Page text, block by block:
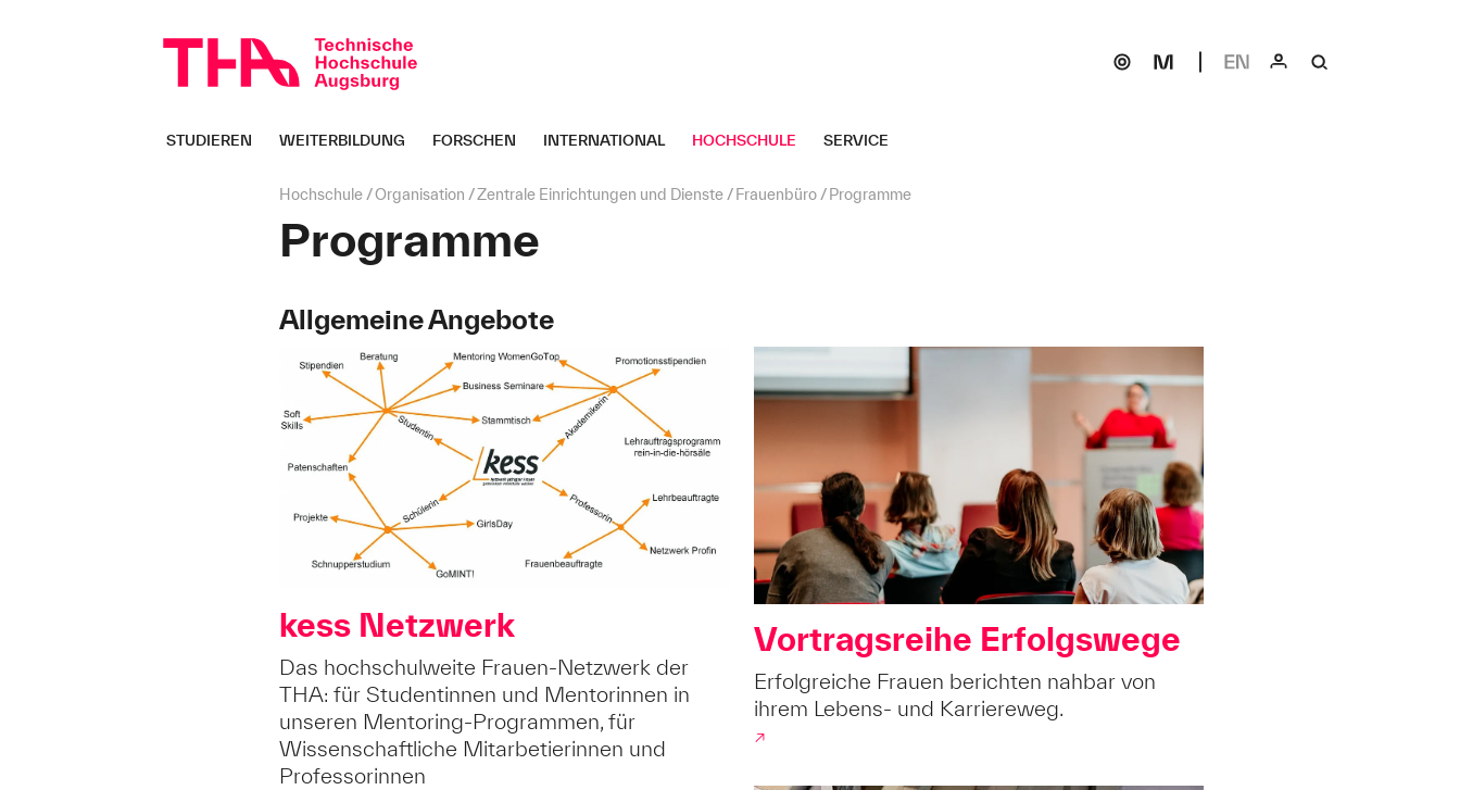
überspringen
STUDIEREN WEITERBILDUNG FORSCHEN INTERNATIONAL HOCHSCHULE SERVICE
Seitenpfad:
Hochschule Organisation Zentrale Einrichtungen und Dienste Frauenbüro Programme
Programme
Allgemeine Angebote
kess Netzwerk
Das hochschulweite Frauen-Netzwerk der
THA: für Studentinnen und Mentorinnen in
unseren Mentoring-Programmen, für
Wissenschaftliche Mitarbetierinnen und
Professorinnen
Vortragsreihe Erfolgswege
Erfolgreiche Frauen berichten nahbar von
ihrem Lebens- und Karriereweg.
↗